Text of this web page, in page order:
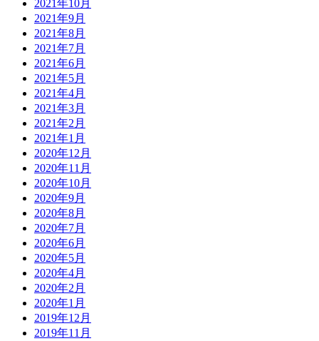
2021年10月
2021年9月
2021年8月
2021年7月
2021年6月
2021年5月
2021年4月
2021年3月
2021年2月
2021年1月
2020年12月
2020年11月
2020年10月
2020年9月
2020年8月
2020年7月
2020年6月
2020年5月
2020年4月
2020年2月
2020年1月
2019年12月
2019年11月